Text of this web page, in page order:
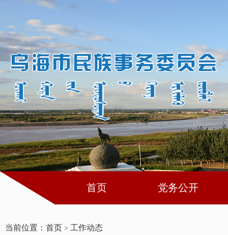
首页 党务公开
当前位置： 首页 > 工作动态